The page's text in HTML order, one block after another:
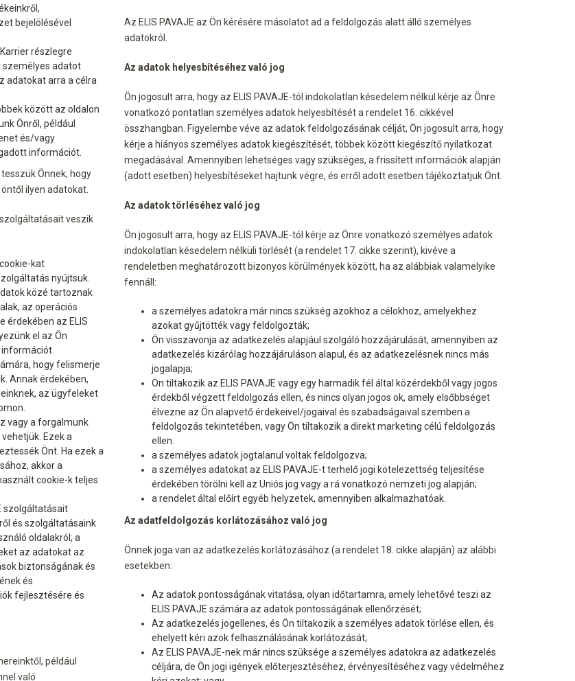
bejelölésével
részlegre
személyes adatot
adatokat arra a célra
között az oldalon
Önről, például
és/vagy
információt.
Önnek, hogy
ilyen adatokat.
veszik
kat
nyújtsuk.
közé tartoznak
az operációs
érdekében az ELIS
el az Ön
információt
hogy felismerje
Annak érdekében,
az ügyfeleket
vagy a forgalmunk
Ezek a
Önt. Ha ezek a
akkor a
cookie-k teljes
szolgáltatásait
és szolgáltatásaink
oldalakról; a
az adatokat az
biztonságának és
és
fejlesztésére és
például
való
Az ELIS PAVAJE az Ön kérésére másolatot ad a feldolgozás alatt álló személyes
adatokról.
Az adatok helyesbítéséhez való jog
Ön jogosult arra, hogy az ELIS PAVAJE-tól indokolatlan késedelem nélkül kérje az Önre
vonatkozó pontatlan személyes adatok helyesbítését a rendelet 16. cikkével
összhangban. Figyelembe véve az adatok feldolgozásának célját, Ön jogosult arra, hogy
kérje a hiányos személyes adatok kiegészítését, többek között kiegészítő nyilatkozat
megadásával. Amennyiben lehetséges vagy szükséges, a frissített információk alapján
(adott esetben) helyesbítéseket hajtunk végre, és erről adott esetben tájékoztatjuk Önt.
Az adatok törléséhez való jog
Ön jogosult arra, hogy az ELIS PAVAJE-tól kérje az Önre vonatkozó személyes adatok
indokolatlan késedelem nélküli törlését (a rendelet 17. cikke szerint), kivéve a
rendeletben meghatározott bizonyos körülmények között, ha az alábbiak valamelyike
fennáll:
a személyes adatokra már nincs szükség azokhoz a célokhoz, amelyekhez
azokat gyűjtötték vagy feldolgozták;
Ön visszavonja az adatkezelés alapjául szolgáló hozzájárulását, amennyiben az
adatkezelés kizárólag hozzájáruláson alapul, és az adatkezelésnek nincs más
jogalapja;
Ön tiltakozik az ELIS PAVAJE vagy egy harmadik fél által közérdekből vagy jogos
érdekből végzett feldolgozás ellen, és nincs olyan jogos ok, amely elsőbbséget
élvezne az Ön alapvető érdekeivel/jogaival és szabadságaival szemben a
feldolgozás tekintetében, vagy Ön tiltakozik a direkt marketing célú feldolgozás
ellen.
a személyes adatok jogtalanul voltak feldolgozva;
a személyes adatokat az ELIS PAVAJE-t terhelő jogi kötelezettség teljesítése
érdekében törölni kell az Uniós jog vagy a rá vonatkozó nemzeti jog alapján;
a rendelet által előírt egyéb helyzetek, amennyiben alkalmazhatóak.
Az adatfeldolgozás korlátozásához való jog
Önnek joga van az adatkezelés korlátozásához (a rendelet 18. cikke alapján) az alábbi
esetekben:
Az adatok pontosságának vitatása, olyan időtartamra, amely lehetővé teszi az
ELIS PAVAJE számára az adatok pontosságának ellenőrzését;
Az adatkezelés jogellenes, és Ön tiltakozik a személyes adatok törlése ellen, és
ehelyett kéri azok felhasználásának korlátozását;
Az ELIS PAVAJE-nek már nincs szüksége a személyes adatokra az adatkezelés
céljára, de Ön jogi igények előterjesztéséhez, érvényesítéséhez vagy védelméhez